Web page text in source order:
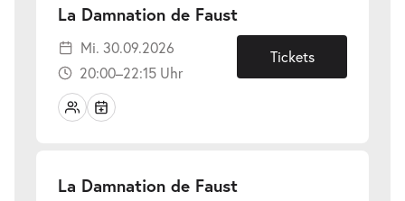
La Damnation de Faust-
Mi.
30.09.2026
Mi. 30.09.2026
20:00–22:15 Uhr
Tickets
La Damnation de Faust-